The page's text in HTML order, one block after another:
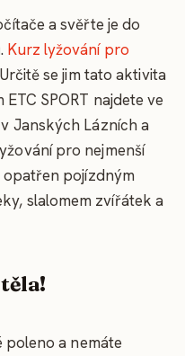
a svěřte je do
Kurz lyžování pro
se jim tato aktivita
SPORT najdete ve
Janských Lázních a
pro nejmenší
opatřen pojízdným
slalomem zvířátek a
poleno a nemáte